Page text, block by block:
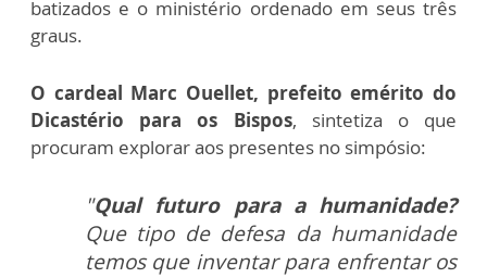
batizados e o ministério ordenado em seus três
graus.
O cardeal Marc Ouellet, prefeito emérito do
Dicastério para os Bispos, sintetiza o que
procuram explorar aos presentes no simpósio:
"Qual futuro para a humanidade?
Que tipo de defesa da humanidade
temos que inventar para enfrentar os